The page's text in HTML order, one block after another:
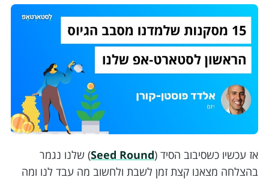
אז עכשיו כשסיבוב הסיד (Seed Round) שלנו נגמר
בהצלחה מצאנו קצת זמן לשבת ולחשוב מה עבד לנו ומה